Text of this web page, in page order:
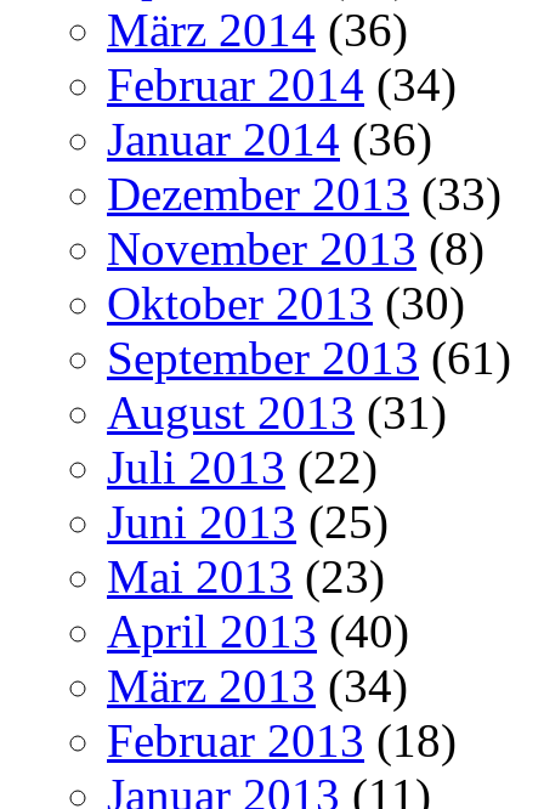
März 2014 (36)
Februar 2014 (34)
Januar 2014 (36)
Dezember 2013 (33)
November 2013 (8)
Oktober 2013 (30)
September 2013 (61)
August 2013 (31)
Juli 2013 (22)
Juni 2013 (25)
Mai 2013 (23)
April 2013 (40)
März 2013 (34)
Februar 2013 (18)
Januar 2013 (11)